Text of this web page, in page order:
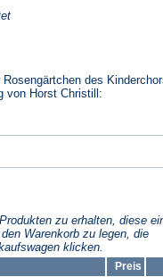
des
von Horst Christill:
zu erhalten, diese
Warenkorb zu legen, die
klicken.
Preis